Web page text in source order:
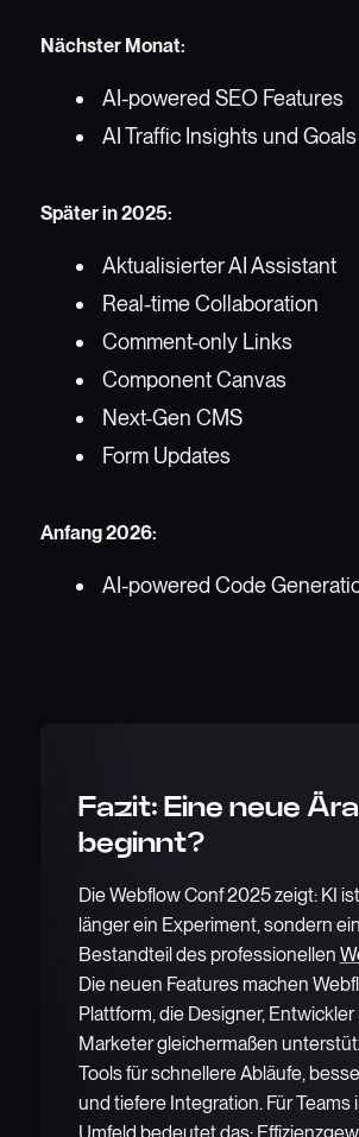
Nächster Monat:
AI-powered SEO Features
AI Traffic Insights und
Später in 2025:
Aktualisierter AI Assistant
Real-time Collaboration
Comment-only Links
Component Canvas
Next-Gen CMS
Form Updates
Anfang 2026:
AI-powered Code
Fazit: Eine neue Ära
beginnt?
Die Webflow Conf 2025 zeigt: KI
länger ein Experiment, sondern
Bestandteil des professionellen
Die neuen Features machen
Plattform, die Designer, Entwickler
Marketer gleichermaßen
Tools für schnellere Abläufe,
und tiefere Integration. Für Teams